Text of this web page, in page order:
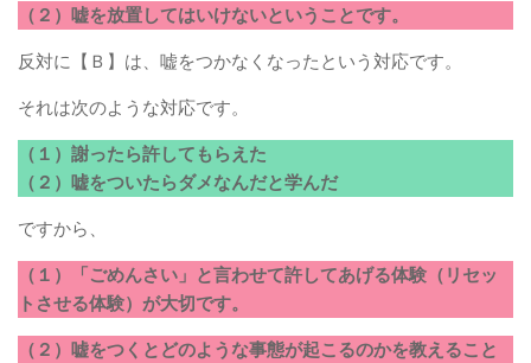
（２）嘘を放置してはいけないということです。
反対に【Ｂ】は、嘘をつかなくなったという対応です。
それは次のような対応です。
（１）謝ったら許してもらえた
（２）嘘をついたらダメなんだと学んだ
ですから、
（１）「ごめんさい」と言わせて許してあげる体験（リセッ
トさせる体験）が大切です。
（２）嘘をつくとどのような事態が起こるのかを教えること